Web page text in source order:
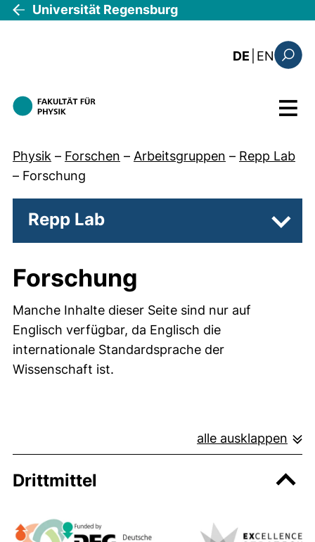
Direkt zum Inhalt
Universität Regensburg
DE EN: this
Menü
Physik – Forschen – Arbeitsgruppen – Repp Lab
– Forschung
Repp Lab
Forschung
Manche Inhalte dieser Seite sind nur auf
Englisch verfügbar, da Englisch die
internationale Standardsprache der
Wissenschaft ist.
alle ausklappen
Drittmittel